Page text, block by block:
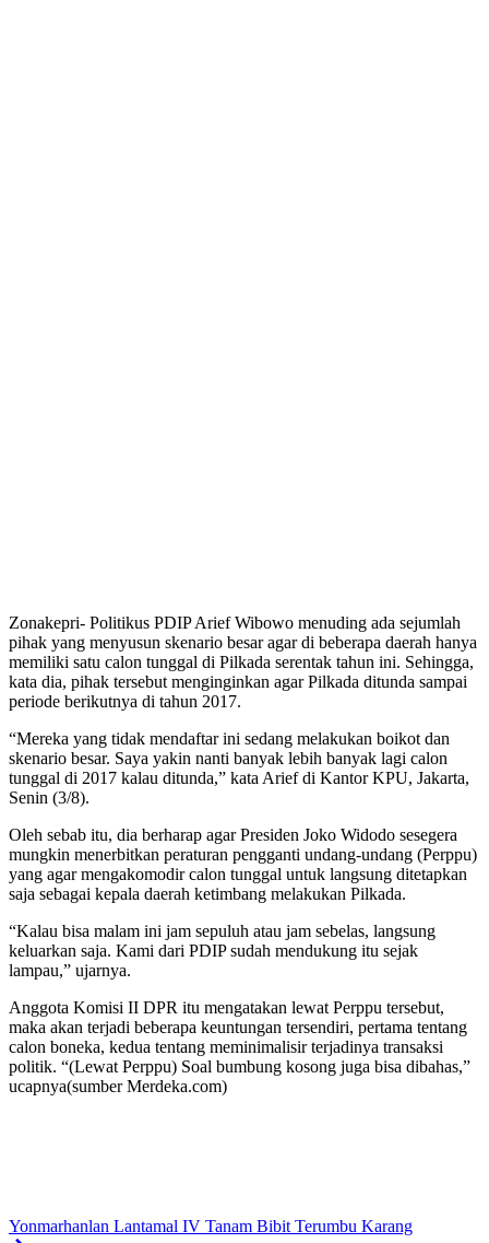
Zonakepri- Politikus PDIP Arief Wibowo menuding ada sejumlah
pihak yang menyusun skenario besar agar di beberapa daerah hanya
memiliki satu calon tunggal di Pilkada serentak tahun ini. Sehingga,
kata dia, pihak tersebut menginginkan agar Pilkada ditunda sampai
periode berikutnya di tahun 2017.
“Mereka yang tidak mendaftar ini sedang melakukan boikot dan
skenario besar. Saya yakin nanti banyak lebih banyak lagi calon
tunggal di 2017 kalau ditunda,” kata Arief di Kantor KPU, Jakarta,
Senin (3/8).
Oleh sebab itu, dia berharap agar Presiden Joko Widodo sesegera
mungkin menerbitkan peraturan pengganti undang-undang (Perppu)
yang agar mengakomodir calon tunggal untuk langsung ditetapkan
saja sebagai kepala daerah ketimbang melakukan Pilkada.
“Kalau bisa malam ini jam sepuluh atau jam sebelas, langsung
keluarkan saja. Kami dari PDIP sudah mendukung itu sejak
lampau,” ujarnya.
Anggota Komisi II DPR itu mengatakan lewat Perppu tersebut,
maka akan terjadi beberapa keuntungan tersendiri, pertama tentang
calon boneka, kedua tentang meminimalisir terjadinya transaksi
politik. “(Lewat Perppu) Soal bumbung kosong juga bisa dibahas,”
ucapnya(sumber Merdeka.com)
Yonmarhanlan Lantamal IV Tanam Bibit Terumbu Karang